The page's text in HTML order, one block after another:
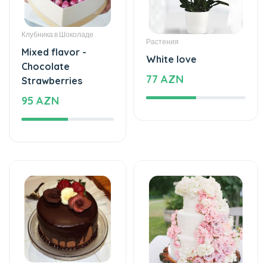
Клубника в Шоколаде
Mixed flavor -
Chocolate
Strawberries
95 AZN
Растения
White love
77 AZN